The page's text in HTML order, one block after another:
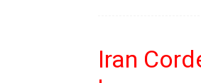
Iran